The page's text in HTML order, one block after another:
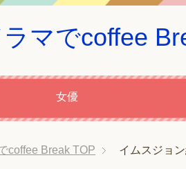
マでcoffee
女優
coffee Break TOP イムスジョ